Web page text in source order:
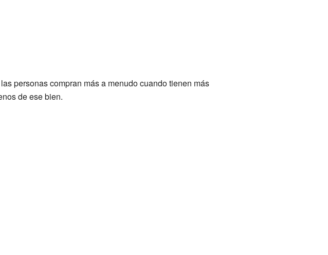
personas compran más a menudo cuando tienen más
de ese bien.